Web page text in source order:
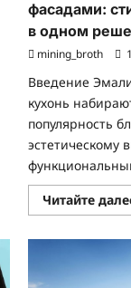
фасадами:
в одном
mining_broth
Введение
кухонь
популярность
эстетическому
Читайте